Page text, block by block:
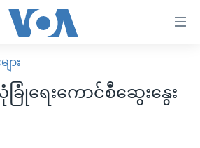
ား
ခြုံရေးကောင်စီဆွေးနွေး